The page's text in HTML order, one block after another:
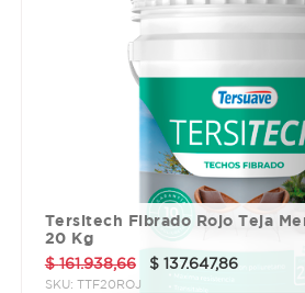
Tersitech Fibrado Rojo Teja Membrana Liquida
20 Kg
$161.938,66 $ 137.647,86
SKU: TTF20ROJ